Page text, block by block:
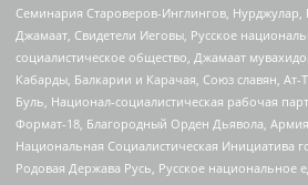
Семинария Староверов-Инглингов,
Джамаат, Свидетели Иеговы, Русское
социалистическое общество, Джамаат
Кабарды, Балкарии и Карачая, Союз славян,
Буль, Национал-социалистическая рабочая
Формат-18, Благородный Орден Дьявола, Армия
Национальная Социалистическая Инициатива
Родовая Держава Русь, Русское национальное